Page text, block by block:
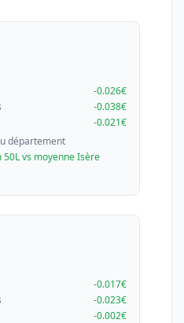
-0.026€
-0.038€
-0.021€
département
50L vs moyenne Isère
-0.017€
-0.023€
-0.002€